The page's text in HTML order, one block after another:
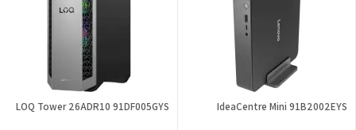
IdeaCentre Mini 91B2002EYS
LOQ Tower 26ADR10 91DF005GYS